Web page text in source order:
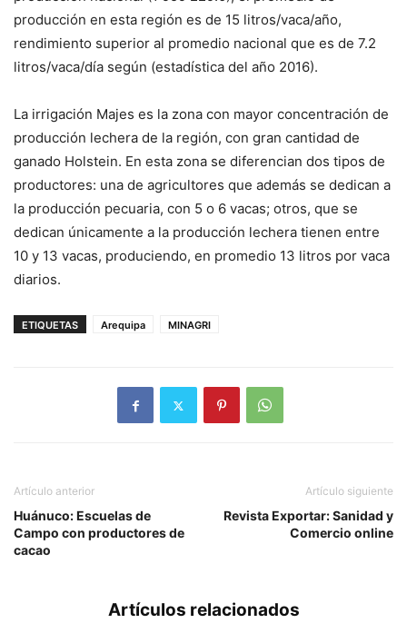
producción en esta región es de 15 litros/vaca/año,
rendimiento superior al promedio nacional que es de 7.2
litros/vaca/día según (estadística del año 2016).
La irrigación Majes es la zona con mayor concentración de
producción lechera de la región, con gran cantidad de
ganado Holstein. En esta zona se diferencian dos tipos de
productores: una de agricultores que además se dedican a
la producción pecuaria, con 5 o 6 vacas; otros, que se
dedican únicamente a la producción lechera tienen entre
10 y 13 vacas, produciendo, en promedio 13 litros por vaca
diarios.
ETIQUETAS Arequipa MINAGRI
Artículo anterior
Huánuco: Escuelas de
Campo con productores de
cacao
Artículo siguiente
Revista Exportar: Sanidad y
Comercio online
Artículos relacionados